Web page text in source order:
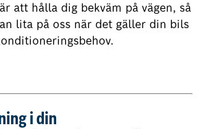
att hålla dig bekväm på vägen, så
lita på oss när det gäller din bils
i din